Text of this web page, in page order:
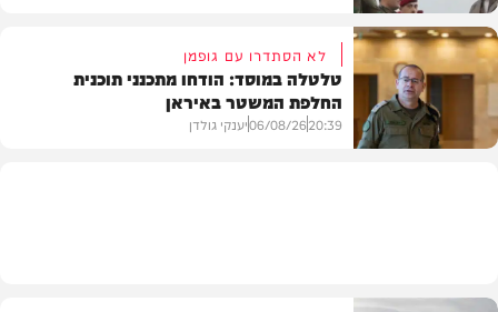
צבא וביטחון
לא הסתדרו עם גופמן
טלטלה במוסד: הודחו מתכנני תוכנית
החלפת המשטר באיראן
20:39
06/08/26יענקי גולדן